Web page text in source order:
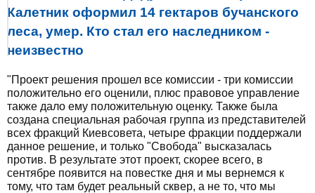
Калетник оформил 14 гектаров бучанского
леса, умер. Кто стал его наследником -
неизвестно
"Проект решения прошел все комиссии - три комиссии
положительно его оценили, плюс правовое управление
также дало ему положительную оценку. Также была
создана специальная рабочая группа из представителей
всех фракций Киевсовета, четыре фракции поддержали
данное решение, и только "Свобода" высказалась
против. В результате этот проект, скорее всего, в
сентябре появится на повестке дня и мы вернемся к
тому, что там будет реальный сквер, а не то, что мы